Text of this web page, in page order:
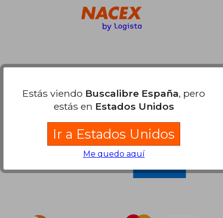
Compra Segura
Estás viendo Buscalibre España, pero
estás en Estados Unidos
Ir a Estados Unidos
Me quedo aquí